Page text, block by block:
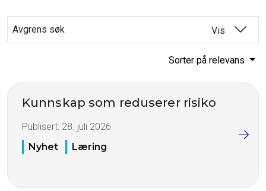
Avgrens søk Vis
Sorter på relevans
Kunnskap som reduserer risiko
Publisert: 28. juli 2026
Nyhet
Læring